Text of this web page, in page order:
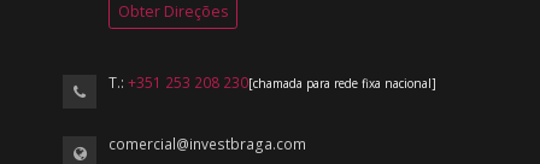
Obter Direções
T.:+351 253 208 230[chamada para rede fixa nacional]
comercial@investbraga.com